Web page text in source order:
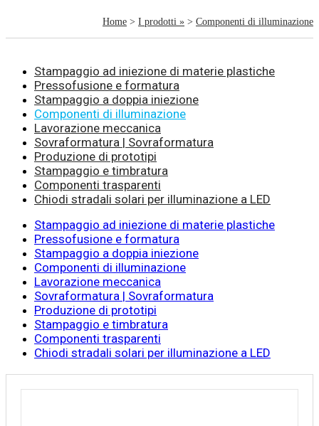
Home > I prodotti » > Componenti di illuminazione
Stampaggio ad iniezione di materie plastiche
Pressofusione e formatura
Stampaggio a doppia iniezione
Componenti di illuminazione
Lavorazione meccanica
Sovraformatura | Sovraformatura
Produzione di prototipi
Stampaggio e timbratura
Componenti trasparenti
Chiodi stradali solari per illuminazione a LED
Stampaggio ad iniezione di materie plastiche
Pressofusione e formatura
Stampaggio a doppia iniezione
Componenti di illuminazione
Lavorazione meccanica
Sovraformatura | Sovraformatura
Produzione di prototipi
Stampaggio e timbratura
Componenti trasparenti
Chiodi stradali solari per illuminazione a LED